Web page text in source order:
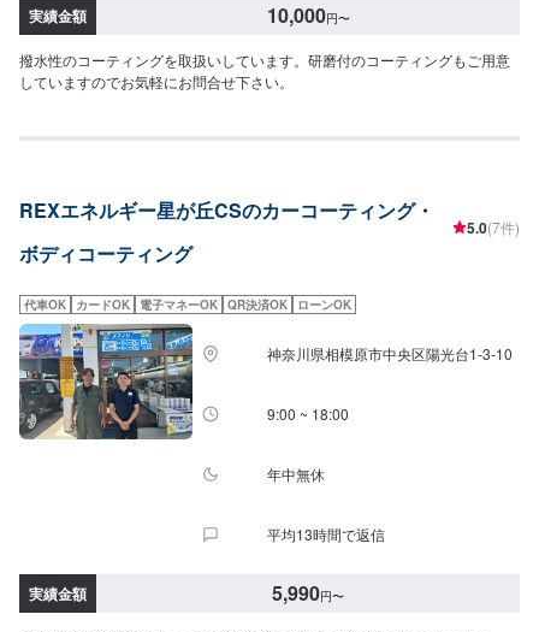
実績金額 10,000円〜
撥水性のコーティングを取扱いしています。研磨付のコーティングもご用意
していますのでお気軽にお問合せ下さい。
REXエネルギー星が丘CSのカーコーティング・
ボディコーティング
5.0(7件)
代車OK カードOK 電子マネーOK QR決済OK ローンOK
神奈川県相模原市中央区陽光台1-3-10
9:00 ~ 18:00
年中無休
平均13時間で返信
実績金額 5,990円〜